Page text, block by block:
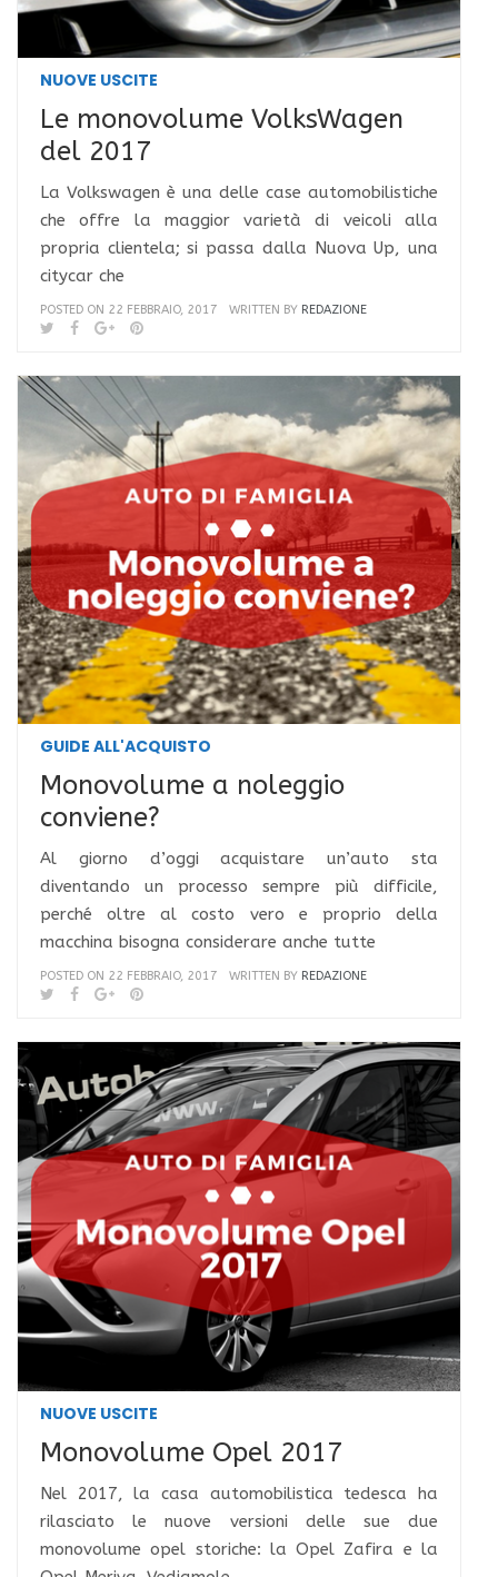
NUOVE USCITE
Le monovolume VolksWagen
del 2017
La Volkswagen è una delle case automobilistiche
che offre la maggior varietà di veicoli alla
propria clientela; si passa dalla Nuova Up, una
citycar che
POSTED ON 22 FEBBRAIO, 2017 WRITTEN BY REDAZIONE
GUIDE ALL'ACQUISTO
Monovolume a noleggio
conviene?
Al giorno d’oggi acquistare un’auto sta
diventando un processo sempre più difficile,
perché oltre al costo vero e proprio della
macchina bisogna considerare anche tutte
POSTED ON 22 FEBBRAIO, 2017 WRITTEN BY REDAZIONE
NUOVE USCITE
Monovolume Opel 2017
Nel 2017, la casa automobilistica tedesca ha
rilasciato le nuove versioni delle sue due
monovolume opel storiche: la Opel Zafira e la